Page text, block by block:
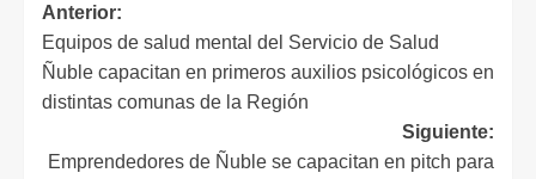
Anterior:
Equipos de salud mental del Servicio de Salud
Ñuble capacitan en primeros auxilios psicológicos en
distintas comunas de la Región
Siguiente:
Emprendedores de Ñuble se capacitan en pitch para